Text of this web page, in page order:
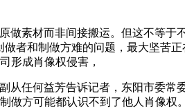
材而非间接搬运。但这不等于
者和制做方难的问题，最大坚苦
形成肖像权侵害，
任何益芳告诉记者，东阳市委常
方可能都认识不到了他人肖像